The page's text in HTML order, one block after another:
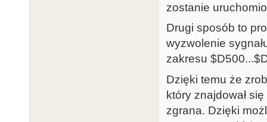
zostanie
Drugi sposób to
wyzwolenie
zakresu
Dzięki temu że
który znajdował
zgrana. Dzięki